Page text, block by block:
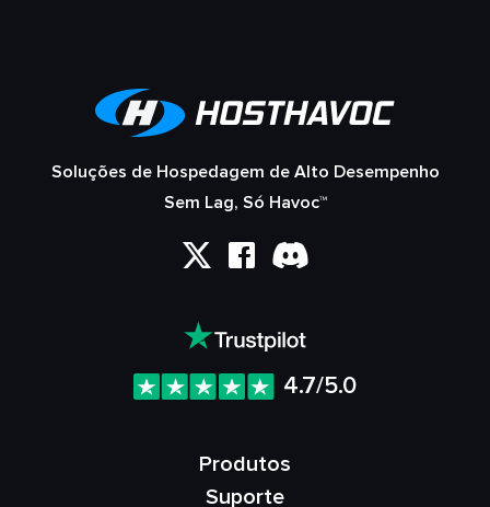
Soluções de Hospedagem de Alto Desempenho
Sem Lag, Só Havoc™
4.7/5.0
Produtos
Suporte